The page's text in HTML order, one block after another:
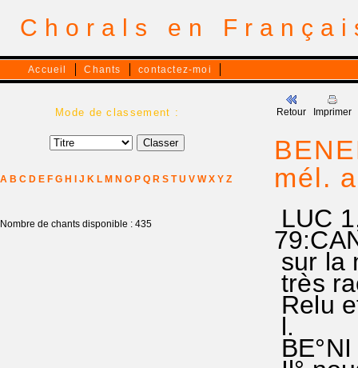
Chorals en
Accueil Chants contactez-moi
Mode de classement :
A B C D E F G H J K L M N O P Q R S T U V W X Y Z
Nombre de chants disponible : 435
Retour Imprimer
mél.
LUC
sur la
très
Relu
l.